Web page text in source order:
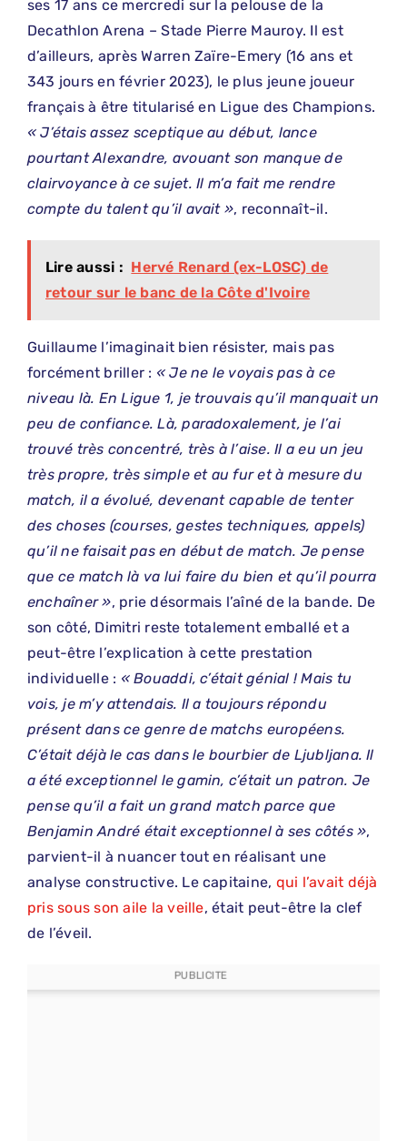
ses 17 ans ce mercredi sur la pelouse de la
Decathlon Arena – Stade Pierre Mauroy. Il est
d’ailleurs, après Warren Zaïre-Emery (16 ans et
343 jours en février 2023), le plus jeune joueur
français à être titularisé en Ligue des Champions.
« J’étais assez sceptique au début, lance
pourtant Alexandre, avouant son manque de
clairvoyance à ce sujet. Il m’a fait me rendre
compte du talent qu’il avait », reconnaît-il.
Lire aussi : Hervé Renard (ex-LOSC) de
retour sur le banc de la Côte d'Ivoire
Guillaume l’imaginait bien résister, mais pas
forcément briller : « Je ne le voyais pas à ce
niveau là. En Ligue 1, je trouvais qu’il manquait un
peu de confiance. Là, paradoxalement, je l’ai
trouvé très concentré, très à l’aise. Il a eu un jeu
très propre, très simple et au fur et à mesure du
match, il a évolué, devenant capable de tenter
des choses (courses, gestes techniques, appels)
qu’il ne faisait pas en début de match. Je pense
que ce match là va lui faire du bien et qu’il pourra
enchaîner », prie désormais l’aîné de la bande. De
son côté, Dimitri reste totalement emballé et a
peut-être l’explication à cette prestation
individuelle : « Bouaddi, c’était génial ! Mais tu
vois, je m’y attendais. Il a toujours répondu
présent dans ce genre de matchs européens.
C’était déjà le cas dans le bourbier de Ljubljana. Il
a été exceptionnel le gamin, c’était un patron. Je
pense qu’il a fait un grand match parce que
Benjamin André était exceptionnel à ses côtés »,
parvient-il à nuancer tout en réalisant une
analyse constructive. Le capitaine, qui l’avait déjà
pris sous son aile la veille, était peut-être la clef
de l’éveil.
PUBLICITE